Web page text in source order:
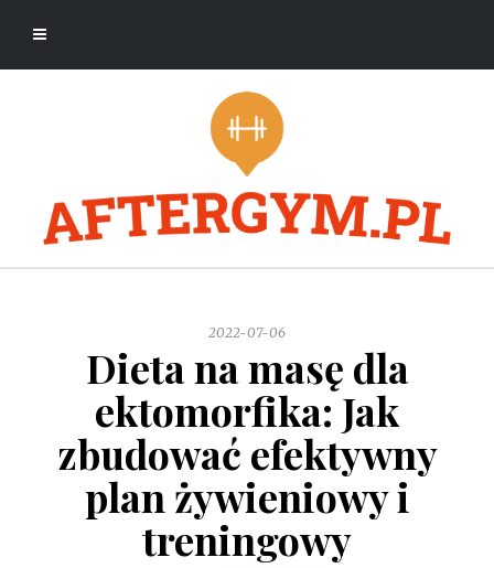
2022-07-06
Dieta na masę dla
ektomorfika: Jak
zbudować efektywny
plan żywieniowy i
treningowy